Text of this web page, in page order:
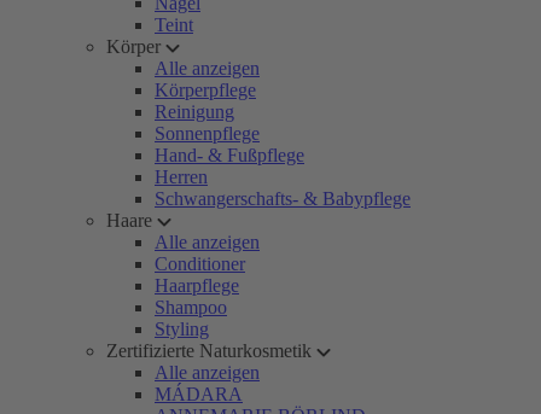
Teint
Körper
Alle anzeigen
Körperpflege
Reinigung
Sonnenpflege
Hand- & Fußpflege
Herren
Schwangerschafts- & Babypflege
Haare
Alle anzeigen
Conditioner
Haarpflege
Shampoo
Styling
Zertifizierte Naturkosmetik
Alle anzeigen
MÁDARA